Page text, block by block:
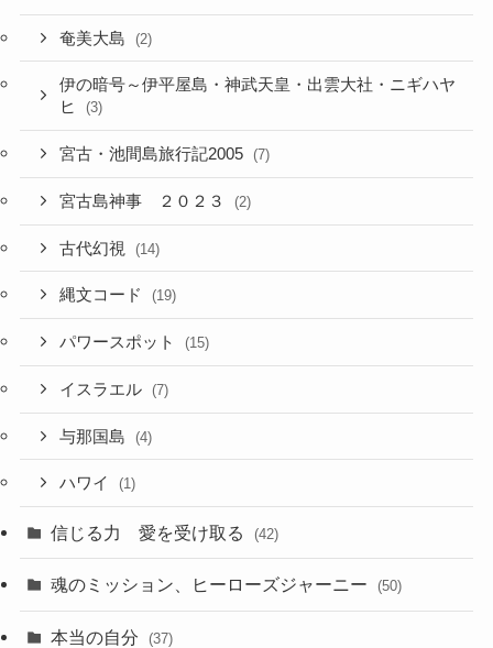
奄美大島 (2)
伊の暗号～伊平屋島・神武天皇・出雲大社・ニギハヤ
ヒ
(3)
宮古・池間島旅行記2005 (7)
宮古島神事 ２０２３ (2)
古代幻視 (14)
縄文コード (19)
パワースポット (15)
イスラエル (7)
与那国島 (4)
ハワイ (1)
信じる力 愛を受け取る (42)
魂のミッション、ヒーローズジャーニー (50)
本当の自分 (37)